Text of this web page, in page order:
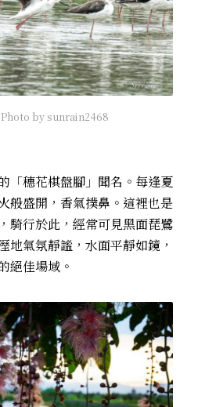
Photo by sunrain2468
「穗花棋盤腳」聞名。每逢夏
般盛開，香氣撲鼻。這裡也是
騎行於此，經常可見黑面琵鷺
地氣氛靜謐，水面平靜如鏡，
絕佳場域。